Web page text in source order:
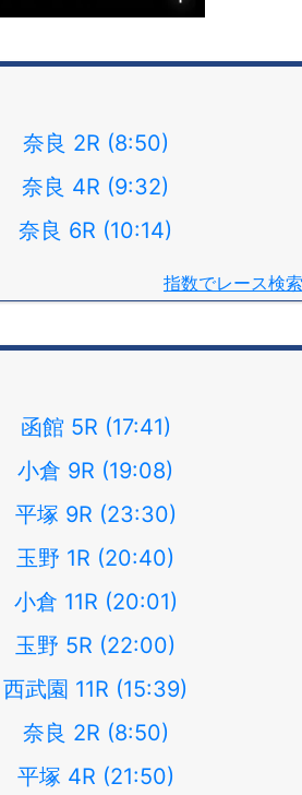
奈良 2R (8:50)
奈良 4R (9:32)
奈良 6R (10:14)
指数でレース検索
函館 5R (17:41)
小倉 9R (19:08)
平塚 9R (23:30)
玉野 1R (20:40)
小倉 11R (20:01)
玉野 5R (22:00)
西武園 11R (15:39)
奈良 2R (8:50)
平塚 4R (21:50)